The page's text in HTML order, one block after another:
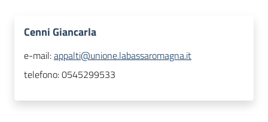
Cenni Giancarla
e-mail:appalti@unione.labassaromagna.it
telefono:0545299533